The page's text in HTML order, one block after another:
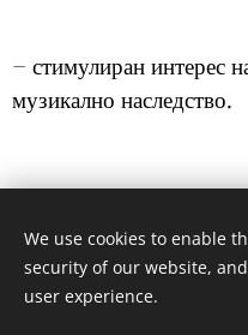
− стимулиран интерес
музикално наследство.
We use cookies to enable
security of our website,
user experience.